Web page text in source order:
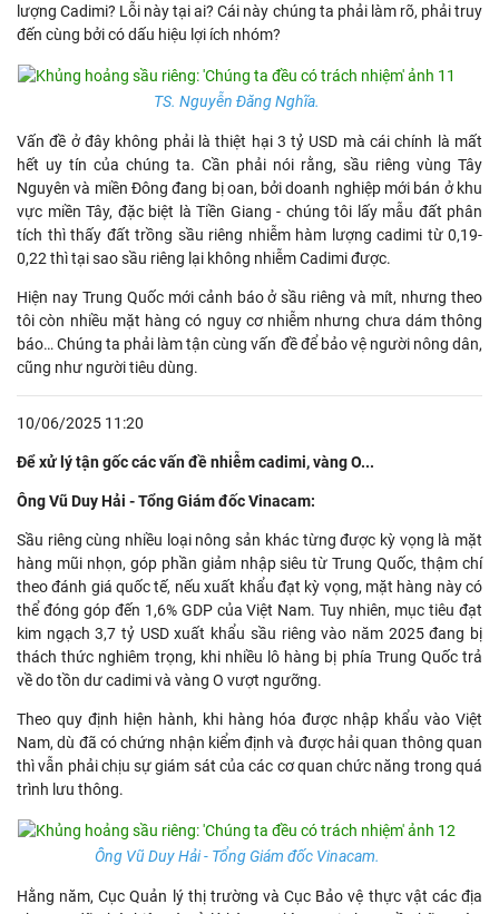
lượng Cadimi? Lỗi này tại ai? Cái này chúng ta phải làm rõ, phải truy
đến cùng bởi có dấu hiệu lợi ích nhóm?
TS. Nguyễn Đăng Nghĩa.
Vấn đề ở đây không phải là thiệt hại 3 tỷ USD mà cái chính là mất
hết uy tín của chúng ta. Cần phải nói rằng, sầu riêng vùng Tây
Nguyên và miền Đông đang bị oan, bởi doanh nghiệp mới bán ở khu
vực miền Tây, đặc biệt là Tiền Giang - chúng tôi lấy mẫu đất phân
tích thì thấy đất trồng sầu riêng nhiễm hàm lượng cadimi từ 0,19-
0,22 thì tại sao sầu riêng lại không nhiễm Cadimi được.
Hiện nay Trung Quốc mới cảnh báo ở sầu riêng và mít, nhưng theo
tôi còn nhiều mặt hàng có nguy cơ nhiễm nhưng chưa dám thông
báo… Chúng ta phải làm tận cùng vấn đề để bảo vệ người nông dân,
cũng như người tiêu dùng.
10/06/2025 11:20
Để xử lý tận gốc các vấn đề nhiễm cadimi, vàng O...
Ông Vũ Duy Hải - Tổng Giám đốc Vinacam:
Sầu riêng cùng nhiều loại nông sản khác từng được kỳ vọng là mặt
hàng mũi nhọn, góp phần giảm nhập siêu từ Trung Quốc, thậm chí
theo đánh giá quốc tế, nếu xuất khẩu đạt kỳ vọng, mặt hàng này có
thể đóng góp đến 1,6% GDP của Việt Nam. Tuy nhiên, mục tiêu đạt
kim ngạch 3,7 tỷ USD xuất khẩu sầu riêng vào năm 2025 đang bị
thách thức nghiêm trọng, khi nhiều lô hàng bị phía Trung Quốc trả
về do tồn dư cadimi và vàng O vượt ngưỡng.
Theo quy định hiện hành, khi hàng hóa được nhập khẩu vào Việt
Nam, dù đã có chứng nhận kiểm định và được hải quan thông quan
thì vẫn phải chịu sự giám sát của các cơ quan chức năng trong quá
trình lưu thông.
Ông Vũ Duy Hải - Tổng Giám đốc Vinacam.
Hằng năm, Cục Quản lý thị trường và Cục Bảo vệ thực vật các địa